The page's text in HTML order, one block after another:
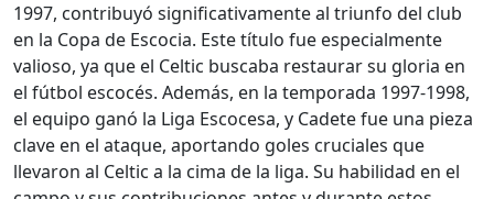
1997, contribuyó significativamente al triunfo del club
en la Copa de Escocia. Este título fue especialmente
valioso, ya que el Celtic buscaba restaurar su gloria en
el fútbol escocés. Además, en la temporada 1997-1998,
el equipo ganó la Liga Escocesa, y Cadete fue una pieza
clave en el ataque, aportando goles cruciales que
llevaron al Celtic a la cima de la liga. Su habilidad en el